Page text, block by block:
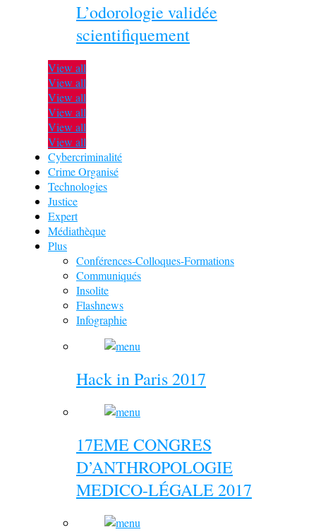
L’odorologie validée
scientifiquement
View all
View all
View all
View all
View all
View all
Cybercriminalité
Crime Organisé
Technologies
Justice
Expert
Médiathèque
Plus
Conférences-Colloques-Formations
Communiqués
Insolite
Flashnews
Infographie
Hack in Paris 2017
17EME CONGRES
D’ANTHROPOLOGIE
MEDICO-LÉGALE 2017